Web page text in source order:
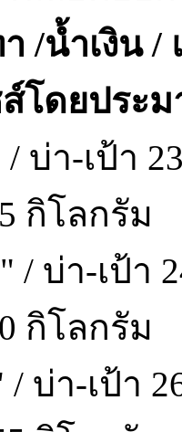
/น้ำเงิน
ส์โดยประ
/ บ่า-เป้า
กิโลกรัม
/ บ่า-เป้า
กิโลกรัม
/ บ่า-เป้า